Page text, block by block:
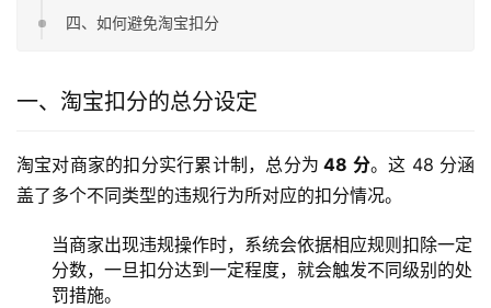
四、如何避免淘宝扣分
一、淘宝扣分的总分设定
淘宝对商家的扣分实行累计制，总分为 48 分。这 48 分涵
盖了多个不同类型的违规行为所对应的扣分情况。
当商家出现违规操作时，系统会依据相应规则扣除一定
分数，一旦扣分达到一定程度，就会触发不同级别的处
罚措施。